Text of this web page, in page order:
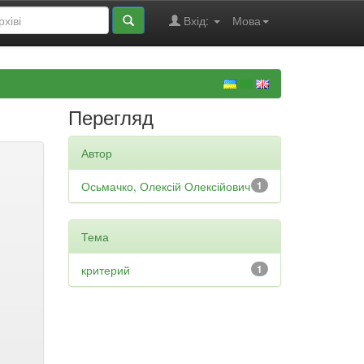
Мова
Вхід:
Перегляд
Автор
1
Осьмачко, Олексій Олексійович
Тема
1
критерий